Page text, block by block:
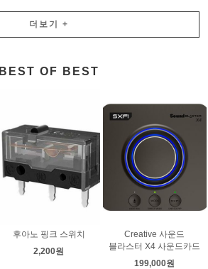
더보기 +
BEST OF BEST
후아노 핑크 스위치
2,200원
Creative 사운드
블라스터 X4 사운드카드
199,000원